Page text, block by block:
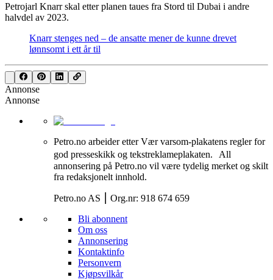
Petrojarl Knarr skal etter planen taues fra Stord til Dubai i andre
halvdel av 2023.
Knarr stenges ned – de ansatte mener de kunne drevet
lønnsomt i ett år til
Annonse
Annonse
Petro.no arbeider etter Vær varsom-plakatens regler for
god presseskikk og tekstreklameplakaten. All
annonsering på Petro.no vil være tydelig merket og skilt
fra redaksjonelt innhold.
Petro.no AS ⎮ Org.nr: 918 674 659
Bli abonnent
Om oss
Annonsering
Kontaktinfo
Personvern
Kjøpsvilkår